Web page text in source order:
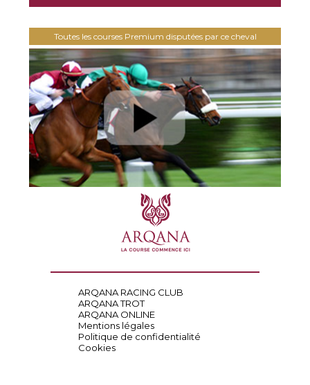
Toutes les courses Premium disputées par ce cheval
ARQANA RACING CLUB
ARQANA TROT
ARQANA ONLINE
Mentions légales
Politique de confidentialité
Cookies